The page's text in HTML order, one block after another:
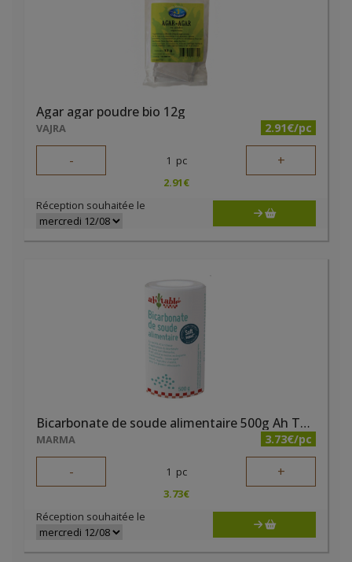
Agar agar poudre bio 12g
VAJRA 2.91€/pc
- 1 pc +
2.91€
Réception souhaitée le
Bicarbonate de soude alimentaire 500g Ah Table
MARMA 3.73€/pc
- 1 pc +
3.73€
Réception souhaitée le